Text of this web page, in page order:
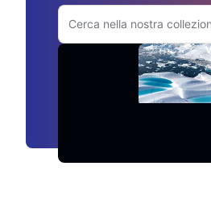
Cerca sul sito Adobe.com